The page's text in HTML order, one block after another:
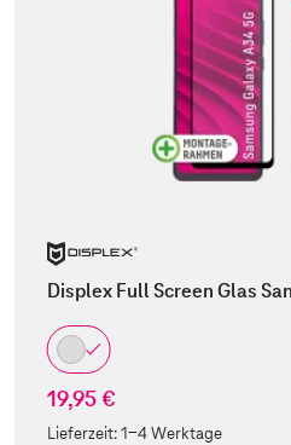
Displex Full Screen Glas
19,95 €
Lieferzeit:1-4 Werktage